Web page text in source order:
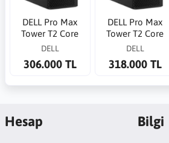
DELL Pro Max
Tower T2 Core
Ultra 7 265K
SSD RTX 2000ADA
DELL
306.000 TL
DELL Pro Max
Tower T2 Core
Ultra 9 285 5.6GHz
2000 ADA 16G WP
DELL
318.000 TL
Hesap Bilgi